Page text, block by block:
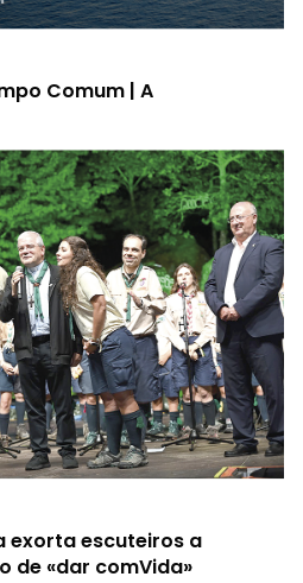
Comum | A
exorta escuteiros a
de «dar comVida»